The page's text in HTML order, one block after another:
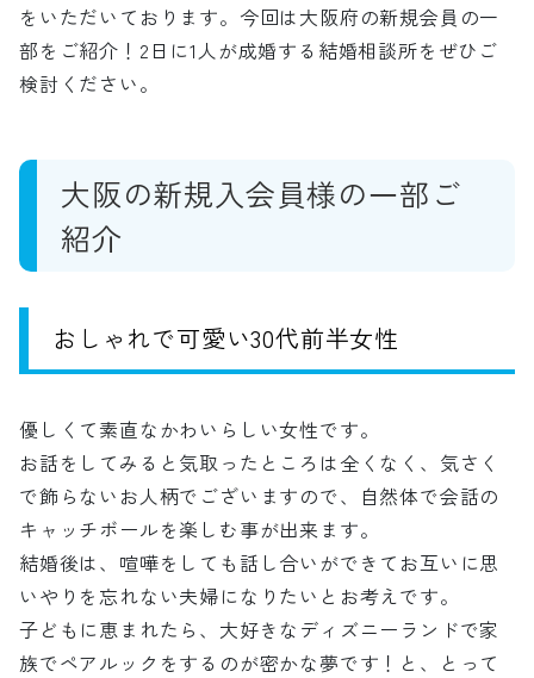
をいただいております。今回は大阪府の新規会員の一
部をご紹介！2日に1人が成婚する結婚相談所をぜひご
検討ください。
大阪の新規入会員様の一部ご
紹介
おしゃれで可愛い30代前半女性
優しくて素直なかわいらしい女性です。
お話をしてみると気取ったところは全くなく、気さく
で飾らないお人柄でございますので、自然体で会話の
キャッチボールを楽しむ事が出来ます。
結婚後は、喧嘩をしても話し合いができてお互いに思
いやりを忘れない夫婦になりたいとお考えです。
子どもに恵まれたら、大好きなディズニーランドで家
族でペアルックをするのが密かな夢です！と、とって